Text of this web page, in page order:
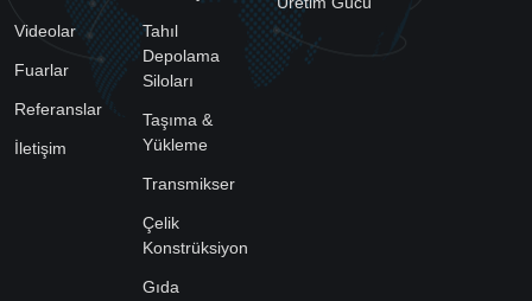
Videolar
Fuarlar
Referanslar
İletişim
Tahıl
Depolama
Siloları
Taşıma &
Yükleme
Transmikser
Çelik
Konstrüksiyon
Gıda